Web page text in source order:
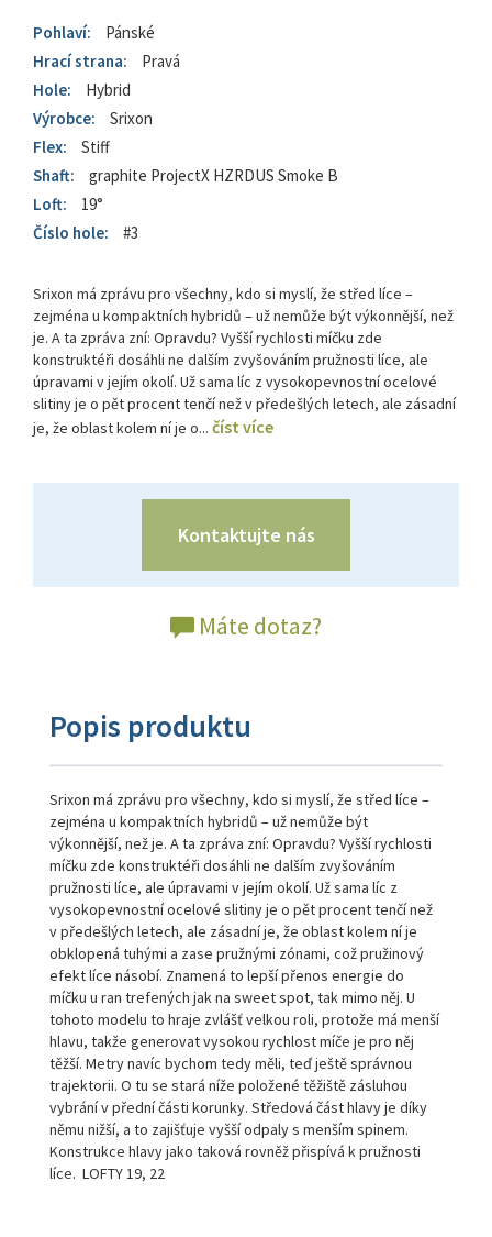
Pohlaví:
Pánské
Hrací strana:
Pravá
Hole:
Hybrid
Výrobce:
Srixon
Flex:
Stiff
Shaft:
graphite ProjectX HZRDUS Smoke B
Loft:
19°
Číslo hole:
#3
Srixon má zprávu pro všechny, kdo si myslí, že střed líce –
zejména u kompaktních hybridů – už nemůže být výkonnější, než
je. A ta zpráva zní: Opravdu? Vyšší rychlosti míčku zde
konstruktéři dosáhli ne dalším zvyšováním pružnosti líce, ale
úpravami v jejím okolí. Už sama líc z vysokopevnostní ocelové
slitiny je o pět procent tenčí než v předešlých letech, ale zásadní
je, že oblast kolem ní je o... číst více
Kontaktujte nás
Máte dotaz?
Popis produktu
Srixon má zprávu pro všechny, kdo si myslí, že střed líce –
zejména u kompaktních hybridů – už nemůže být
výkonnější, než je. A ta zpráva zní: Opravdu? Vyšší rychlosti
míčku zde konstruktéři dosáhli ne dalším zvyšováním
pružnosti líce, ale úpravami v jejím okolí. Už sama líc z
vysokopevnostní ocelové slitiny je o pět procent tenčí než
v předešlých letech, ale zásadní je, že oblast kolem ní je
obklopená tuhými a zase pružnými zónami, což pružinový
efekt líce násobí. Znamená to lepší přenos energie do
míčku u ran trefených jak na sweet spot, tak mimo něj. U
tohoto modelu to hraje zvlášť velkou roli, protože má menší
hlavu, takže generovat vysokou rychlost míče je pro něj
těžší. Metry navíc bychom tedy měli, teď ještě správnou
trajektorii. O tu se stará níže položené těžiště zásluhou
vybrání v přední části korunky. Středová část hlavy je díky
němu nižší, a to zajišťuje vyšší odpaly s menším spinem.
Konstrukce hlavy jako taková rovněž přispívá k pružnosti
líce. LOFTY 19, 22